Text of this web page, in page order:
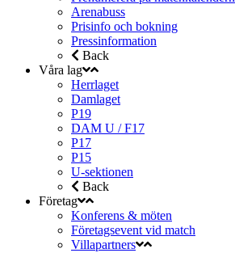
Arenabuss
Prisinfo och bokning
Pressinformation
Back
Våra lag
Herrlaget
Damlaget
P19
DAM U / F17
P17
P15
U-sektionen
Back
Företag
Konferens & möten
Företagsevent vid match
Villapartners